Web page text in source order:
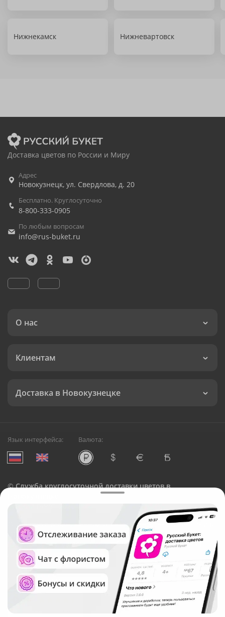
Нижнекамск Нижневартовск
Доставка цветов по России и Миру
Адрес
Новокузнецк, ул. Свердлова, д. 20
Бесплатно. Круглосуточно
8-800-333-0905
По любым вопросам
info@rus-buket.ru
О нас
Клиентам
Доставка в Новокузнецке
Язык интерфейса: Валюта:
©Служба круглосуточной доставки цветов в
Русский Букет, 2026
Общество с ограниченной ответственностью «Технология»
ОГРН: 1195476081745, ИНН: 5410081997
Юридический адрес: г. Новосибирск, ул. Ипподромская,
д.42, оф. 3
Рейтинг Русского букета в г. Новокузнецк